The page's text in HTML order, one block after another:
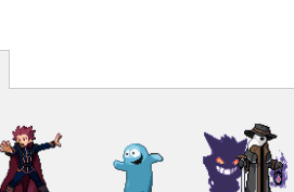
32 vagas + substitutos